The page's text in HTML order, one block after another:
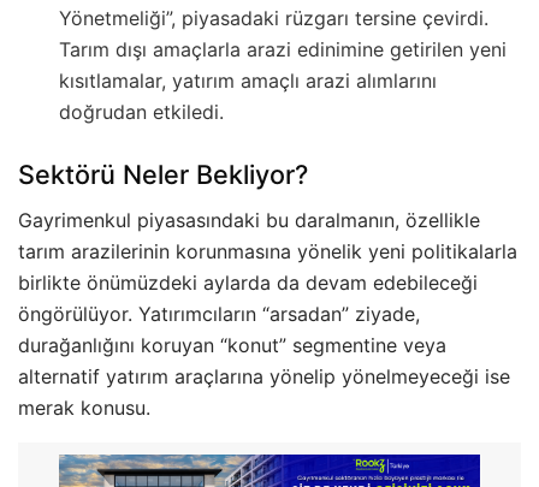
Yönetmeliği”, piyasadaki rüzgarı tersine çevirdi.
Tarım dışı amaçlarla arazi edinimine getirilen yeni
kısıtlamalar, yatırım amaçlı arazi alımlarını
doğrudan etkiledi.
Sektörü Neler Bekliyor?
Gayrimenkul piyasasındaki bu daralmanın, özellikle
tarım arazilerinin korunmasına yönelik yeni politikalarla
birlikte önümüzdeki aylarda da devam edebileceği
öngörülüyor. Yatırımcıların “arsadan” ziyade,
durağanlığını koruyan “konut” segmentine veya
alternatif yatırım araçlarına yönelip yönelmeyeceği ise
merak konusu.